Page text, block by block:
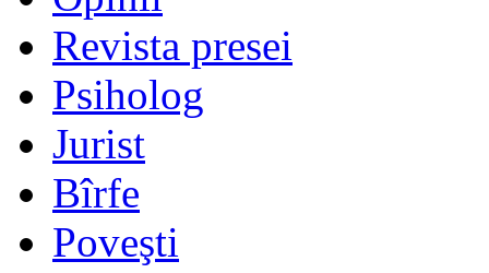
Revista presei
Psiholog
Jurist
Bîrfe
Poveşti